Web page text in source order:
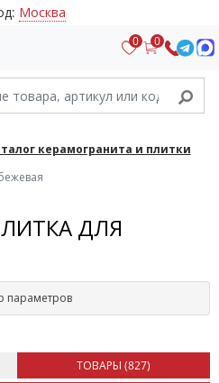
Москва
0 0
керамогранита и плитки
ДЛЯ
параметров
ТОВАРЫ (827)